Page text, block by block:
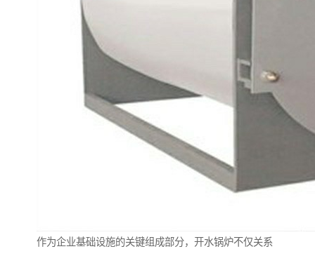
作为企业基础设施的关键组成部分，开水锅炉不仅关系